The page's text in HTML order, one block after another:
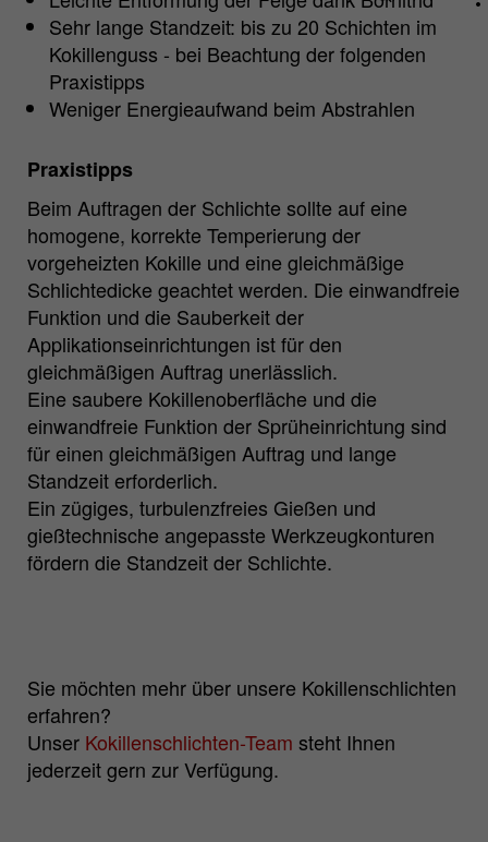
Sehr lange Standzeit: bis zu 20 Schichten im
Kokillenguss - bei Beachtung der folgenden
Praxistipps
Weniger Energieaufwand beim Abstrahlen
Praxistipps
Beim Auftragen der Schlichte sollte auf eine
homogene, korrekte Temperierung der
vorgeheizten Kokille und eine gleichmäßige
Schlichtedicke geachtet werden. Die einwandfreie
Funktion und die Sauberkeit der
Applikationseinrichtungen ist für den
gleichmäßigen Auftrag unerlässlich.
Eine saubere Kokillenoberfläche und die
einwandfreie Funktion der Sprüheinrichtung sind
für einen gleichmäßigen Auftrag und lange
Standzeit erforderlich.
Ein zügiges, turbulenzfreies Gießen und
gießtechnische angepasste Werkzeugkonturen
fördern die Standzeit der Schlichte.
Sie möchten mehr über unsere Kokillenschlichten
erfahren?
Unser Kokillenschlichten-Team steht Ihnen
jederzeit gern zur Verfügung.
aktiv einwilligen, wird Ihr
Nutzungsverhalten anonymisiert erfasst.
Name _pk_id.*
Anbieter
Laufzeit 28 Tage
Zweck Matomo Webanalyse ID Cookie.
Name _pk_ses.*
Anbieter
Matomo Server Hüttenes-Albertus
Chemische Werke GmbH (HA Group)
Laufzeit 30 min
Zweck Matomo Webanalyse Session Cookie.